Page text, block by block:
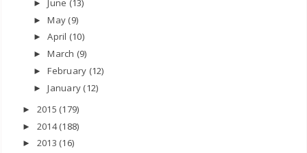
►June (13)
►May (9)
►April (10)
►March (9)
►February (12)
►January (12)
► 2015 (179)
► 2014(188)
► 2013 (16)